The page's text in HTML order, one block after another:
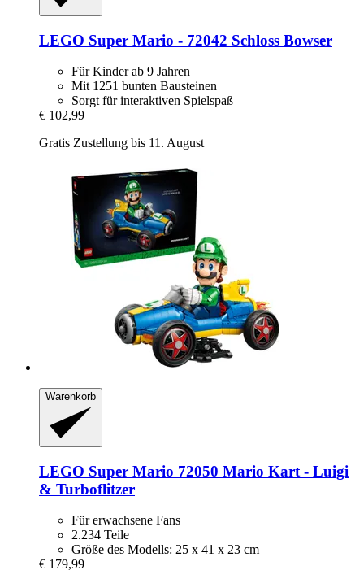
LEGO Super Mario -​ 72042 Schloss Bowser
Für Kinder ab 9 Jahren
Mit 1251 bunten Bausteinen
Sorgt für interaktiven Spielspaß
€ 102,99
Gratis Zustellung bis 11. August
Warenkorb
LEGO Super Mario 72050 Mario Kart -​ Luigi
& Turboflitzer
Für erwachsene Fans
2.234 Teile
Größe des Modells: 25 x 41 x 23 cm
€ 179,99